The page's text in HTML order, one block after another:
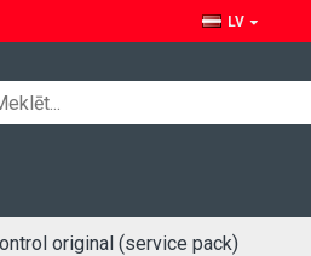
LV
original (service pack)